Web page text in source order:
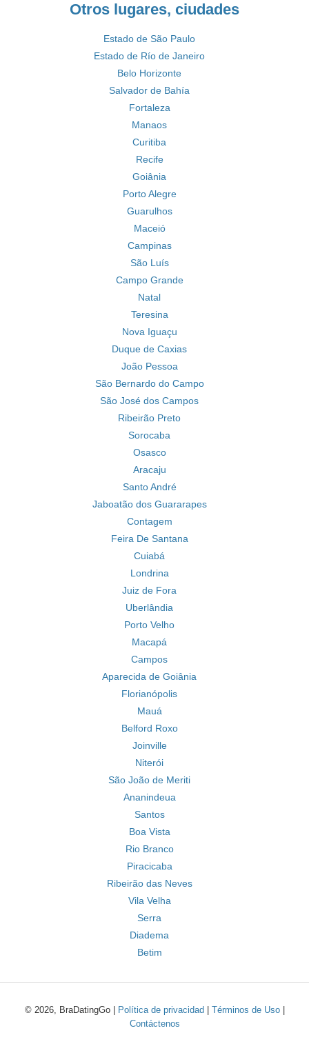
Otros lugares, ciudades
Estado de São Paulo
Estado de Río de Janeiro
Belo Horizonte
Salvador de Bahía
Fortaleza
Manaos
Curitiba
Recife
Goiânia
Porto Alegre
Guarulhos
Maceió
Campinas
São Luís
Campo Grande
Natal
Teresina
Nova Iguaçu
Duque de Caxias
João Pessoa
São Bernardo do Campo
São José dos Campos
Ribeirão Preto
Sorocaba
Osasco
Aracaju
Santo André
Jaboatão dos Guararapes
Contagem
Feira De Santana
Cuiabá
Londrina
Juiz de Fora
Uberlândia
Porto Velho
Macapá
Campos
Aparecida de Goiânia
Florianópolis
Mauá
Belford Roxo
Joinville
Niterói
São João de Meriti
Ananindeua
Santos
Boa Vista
Rio Branco
Piracicaba
Ribeirão das Neves
Vila Velha
Serra
Diadema
Betim
© 2026, BraDatingGo | Política de privacidad Términos de Uso|
Contáctenos